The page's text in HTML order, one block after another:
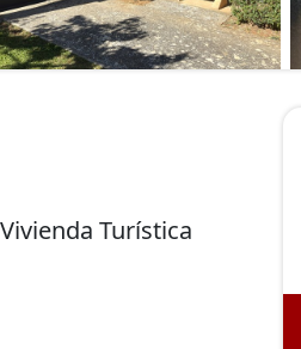
Vivienda Turística